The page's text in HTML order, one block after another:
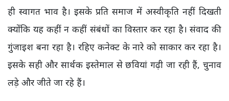
ही स्वागत भाव है। इसके प्रति समाज में अस्वीकृति नहीं दिखती
क्योंकि यह कहीं न कहीं संबंधों का विस्तार कर रहा है। संवाद की
गुंजाइश बना रहा है। रहिए कनेक्ट के नारे को साकार कर रहा है।
इसके सही और सार्थक इस्तेमाल से छवियां गढ़ी जा रही हैं, चुनाव
लड़े और जीते जा रहे हैं।